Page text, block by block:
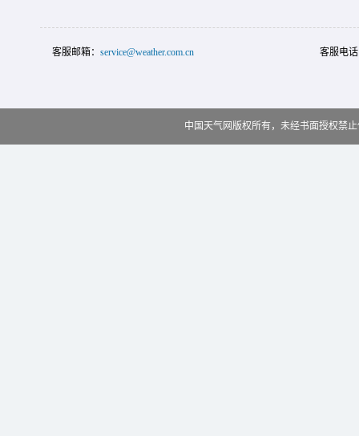
客服邮箱： service@weather.com.cn 客服电
中国天气网版权所有，未经书面授权